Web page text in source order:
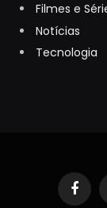
Filmes e
Notícias
Tecnologia